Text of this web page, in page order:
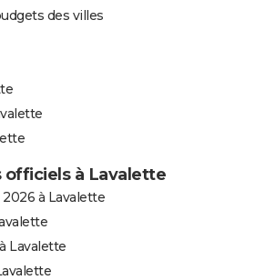
des villes
officiels à Lavalette
à Lavalette
Lavalette